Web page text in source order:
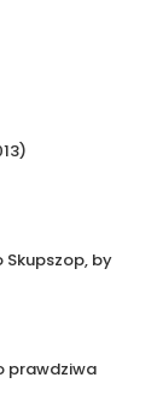
Skupszop, by
prawdziwa